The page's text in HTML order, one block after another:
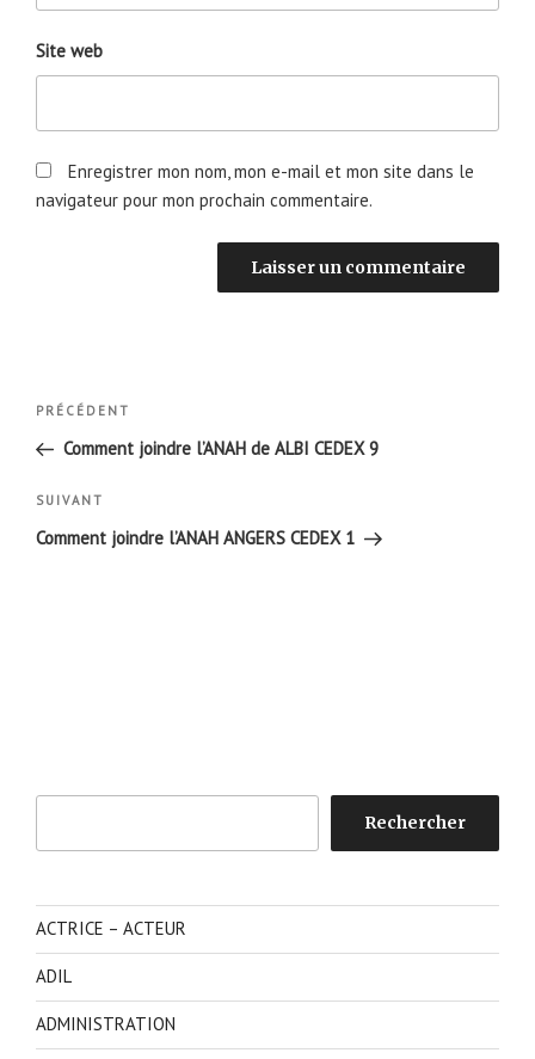
Site web
Enregistrer mon nom, mon e-mail et mon site dans le
navigateur pour mon prochain commentaire.
Navigation
l’article
Article
précédent
PRÉCÉDENT
Comment joindre l’ANAH de ALBI CEDEX 9
Article
suivant
SUIVANT
Comment joindre l’ANAH ANGERS CEDEX 1
Rechercher
ACTRICE – ACTEUR
ADIL
ADMINISTRATION